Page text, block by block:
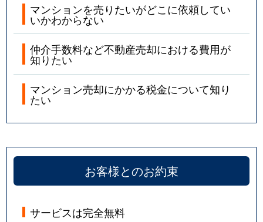
マンションを売りたいがどこに依頼してい
いかわからない
仲介手数料など不動産売却における費用が
知りたい
マンション売却にかかる税金について知り
たい
お客様とのお約束
サービスは完全無料